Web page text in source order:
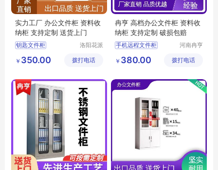
实力工厂 办公文件柜 资料收
纳柜 支持定制 送货上门
钥匙文件柜
铁皮资料收纳柜
钢制加厚收纳柜
洛阳花派
有限公司
￥ 350.00 拨打电话
冉亨 高档办公文件柜 资料收
纳柜 支持定制 破损包赔
手机远程文件柜
文件保密柜
办公专用资料柜文件柜
河南冉亨
公司
￥ 380.00 拨打电话